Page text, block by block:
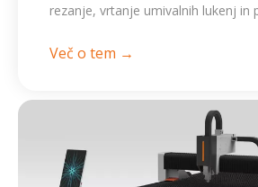
rezanje, vrtanje umivalnih lukenj in
Več o tem →